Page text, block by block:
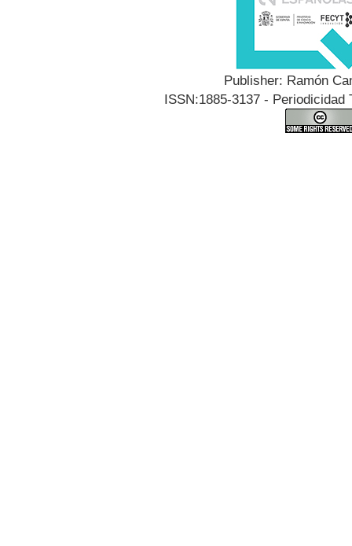
Publisher: Ramón
ISSN:1885-3137 -